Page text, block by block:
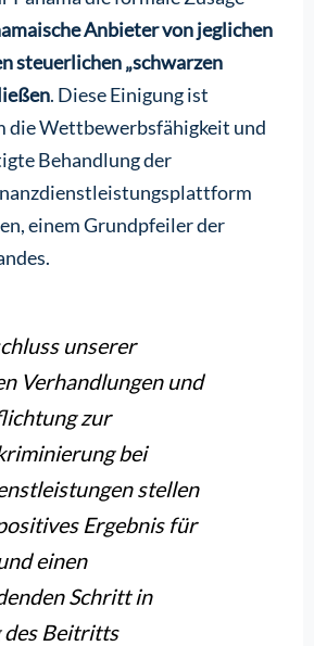
Anbieter von jeglichen
steuerlichen „schwarzen
. Diese Einigung ist
die Wettbewerbsfähigkeit und
Behandlung der
einem Grundpfeiler der
unserer
Verhandlungen und
zur
bei
stellen
Ergebnis für
einen
Schritt in
des Beitritts